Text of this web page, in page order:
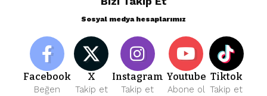
Sosyal medya hesaplarımız
Facebook
Beğen
X
Takip et
Instagram
Takip et
Youtube
Abone ol
Tiktok
Takip et